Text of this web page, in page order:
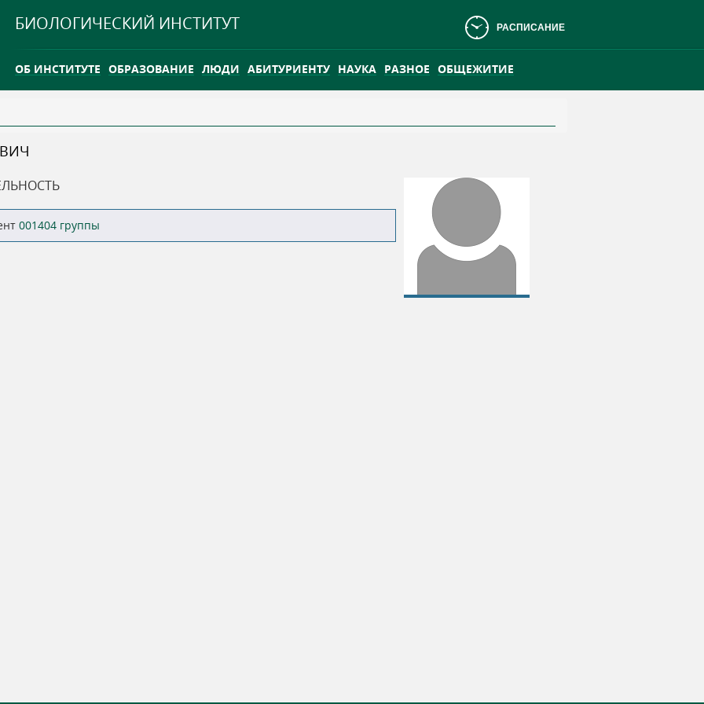
БИОЛОГИЧЕСКИЙ ИНСТИТУТ РАСПИСАНИЕ
ОБ ИНСТИТУТЕ ОБРАЗОВАНИЕ ЛЮДИ АБИТУРИЕНТУ НАУКА РАЗНОЕ ОБЩЕЖИТИЕ
ТГУ ОТКРЫЛ ИССЛЕДОВАТЕЛЬСКУЮ СТАНЦИЮ НА ВАСЮГАНСКОМ БОЛОТЕ
001404 группы